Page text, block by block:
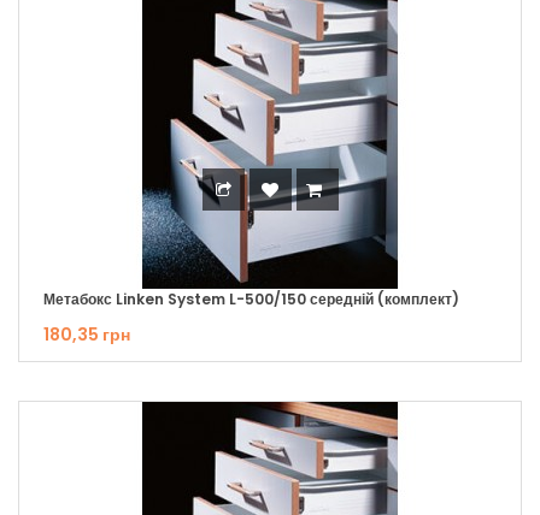
Метабокс Linken System L-500/150 середній (комплект)
180,35 грн